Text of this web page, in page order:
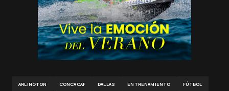
ARLINGTON CONCACAF DALLAS ENTRENAMIENTO FÚTBOL